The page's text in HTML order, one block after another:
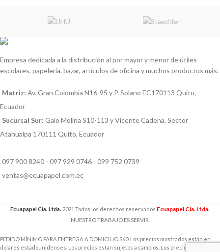
Empresa dedicada a la distribución al por mayor y menor de útiles
escolares, papelería, bazar, artículos de oficina y muchos productos más.
Matriz: Av. Gran Colombia N16-95 y P. Solano EC170113 Quito,
Ecuador
Sucursal Sur: Galo Molina S10-113 y Vicente Cadena, Sector
Atahualpa 170111 Quito, Ecuador
097 900 8240 - 097 929 0746 - 099 752 0739
ventas@ecuapapel.com.ec
Ecuapapel Cía. Ltda. 2021 Todos los derechos reservados Ecuapapel Cía. Ltda.
NUESTRO TRABAJO ES SERVIR.
PEDIDO MÍNIMO PARA ENTREGA A DOMICILIO $60. Los precios mostrados están en
dólares estadounidenses. Los precios están sujetos a cambios. Los precios incluyen